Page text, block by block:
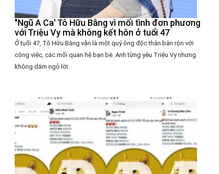
"Ngũ A Ca' Tô Hữu Bằng vì mối tình đơn phương
với Triệu Vy mà không kết hôn ở tuổi 47
Ở tuổi 47, Tô Hữu Bằng vẫn là một quý ông độc thân bận rộn với
công việc, các mối quan hệ bạn bè. Anh từng yêu Triệu Vy nhưng
không dám ngỏ lời.